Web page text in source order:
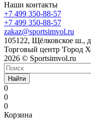
Наши контакты
+7 499 350-88-57
+7 499 350-88-57
zakaz@sportsimvol.ru
105122, Щёлковское ш.,
Торговый центр 'Город
2026 © Sportsimvol.ru
Найти
0
0
0
Корзина